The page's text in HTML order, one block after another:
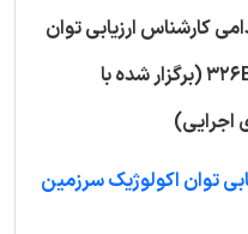
کارشناس ارزیابی توان
اکولوژیک سرزمین سال 1397 کد 326B (برگزار شده با
اجرایی)
توان اکولوژیک سرزمین